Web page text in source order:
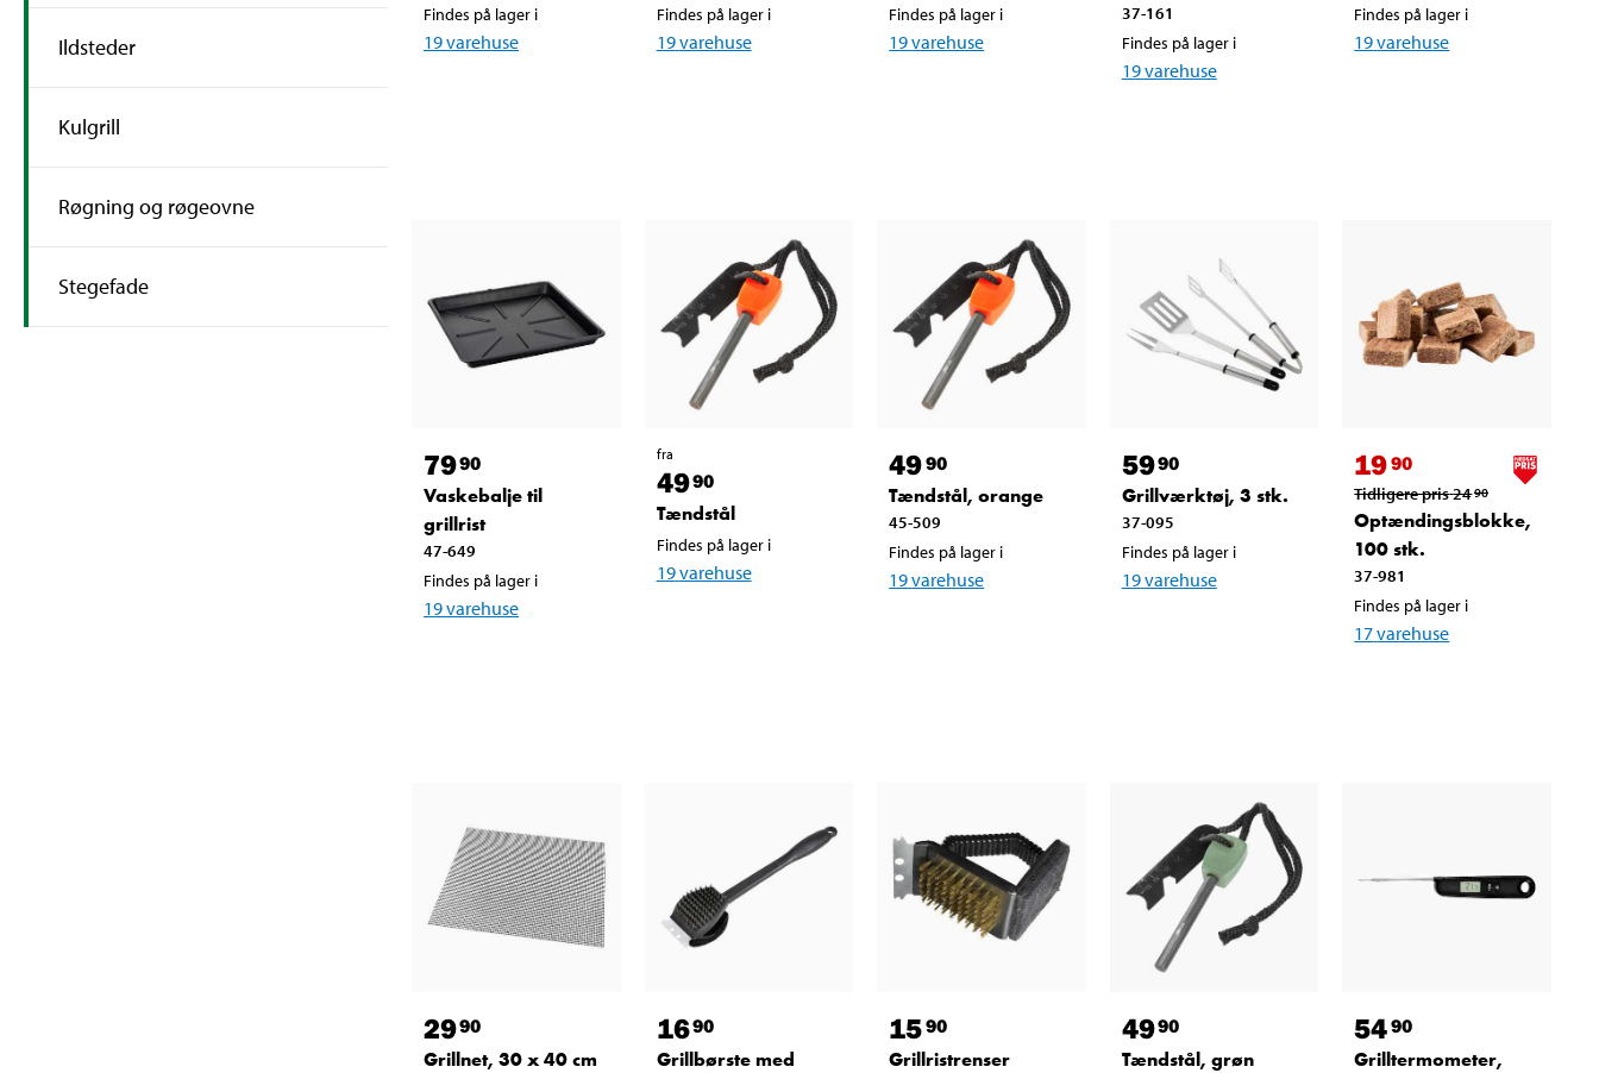
Ildsteder
Kulgrill
Røgning og røgeovne
Stegefade
Findes på lager i
19varehuse
Findes på lager i
19varehuse
Findes på lager i
19varehuse
37-161
Findes på lager i
19varehuse
Findes på lager i
19varehuse
7990
Vaskebalje til
grillrist
47-649
Findes på lager i
19varehuse
fra
4990
Tændstål
Findes på lager i
19varehuse
4990
Tændstål, orange
45-509
Findes på lager i
19varehuse
5990
Grillværktøj, 3 stk.
37-095
Findes på lager i
19varehuse
1990
Tidligere pris2490
Optændingsblokke,
100 stk.
37-981
Findes på lager i
17varehuse
2990
Grillnet, 30 x 40 cm
1690
Grillbørste med
1590
Grillristrenser
4990
Tændstål, grøn
5490
Grilltermometer,